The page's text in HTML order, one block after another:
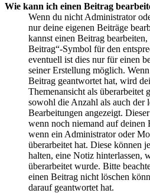
Wie kann ich einen Beitrag
Wenn du nicht Administrator
nur deine eigenen Beiträge
kannst einen Beitrag
Beitrag“-Symbol für den
eventuell ist dies nur für einen
seiner Erstellung möglich.
Beitrag geantwortet hat, wird
Themenansicht als überarbeitet
sowohl die Anzahl als auch der
Bearbeitungen angezeigt.
wenn noch niemand auf deinen
wenn ein Administrator oder
überarbeitet hat. Diese können
halten, eine Notiz hinterlassen,
überarbeitet wurde. Bitte
einen Beitrag nicht löschen
darauf geantwortet hat.